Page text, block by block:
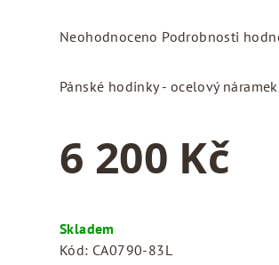
Průměrné
produktu
5
Neohodnoceno Podrobnosti
Pánské hodinky - ocelový
6 200 Kč
cena:
Skladem
Kód: CA0790-83L